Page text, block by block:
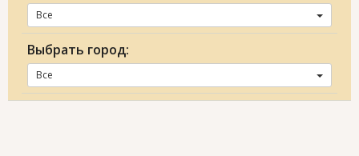
Все
Выбрать город:
Все